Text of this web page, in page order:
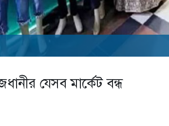
যেসব মার্কেট বন্ধ